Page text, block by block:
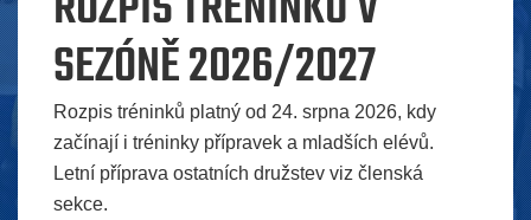
SEZÓNĚ 2026/2027
Rozpis tréninků platný od 24. srpna 2026, kdy
začínají i tréninky přípravek a mladších elévů.
Letní příprava ostatních družstev viz členská
sekce.